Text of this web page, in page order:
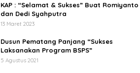
KAP : “Selamat & Sukses” Buat Romiyanto
dan Dedi Syahputra
13 Maret 2023
Dusun Pematang Panjang “Sukses
Laksanakan Program BSPS”
5 Agustus 2021